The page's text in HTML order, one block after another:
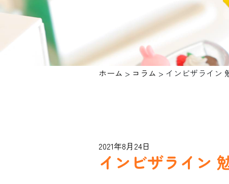
ホーム > コラム > インビザライン
2021年8月24日
インビザライン